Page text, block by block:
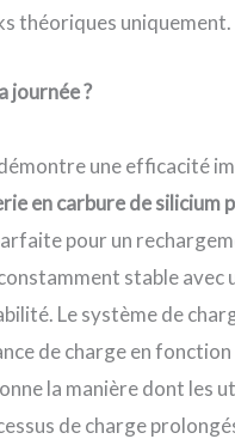
théoriques uniquement.
journée ?
une efficacité
en carbure de silicium
pour un
stable avec
Le système de
de charge en
la manière dont les
de charge